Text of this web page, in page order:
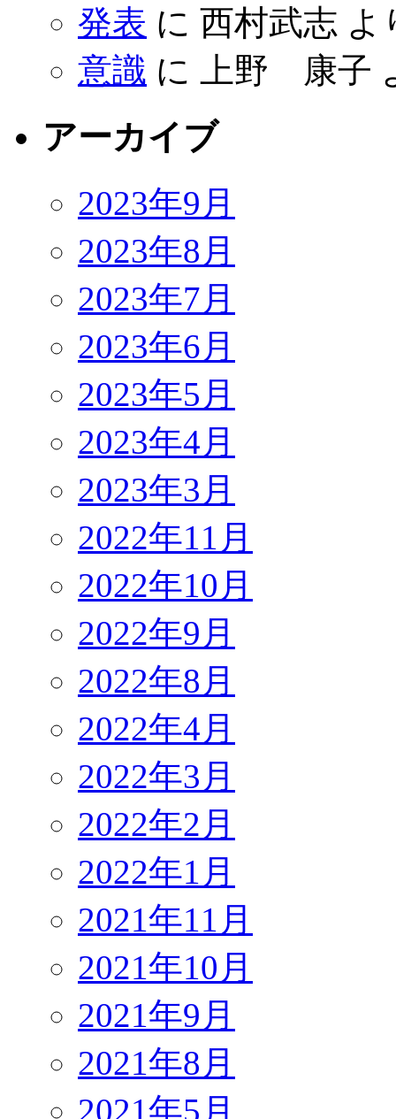
発表 に 西村武志 よ
意識 に 上野 康子
アーカイブ
2023年9月
2023年8月
2023年7月
2023年6月
2023年5月
2023年4月
2023年3月
2022年11月
2022年10月
2022年9月
2022年8月
2022年4月
2022年3月
2022年2月
2022年1月
2021年11月
2021年10月
2021年9月
2021年8月
2021年5月